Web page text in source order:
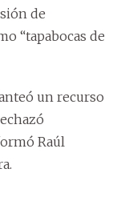
de
“tapabocas de
un recurso
Raúl